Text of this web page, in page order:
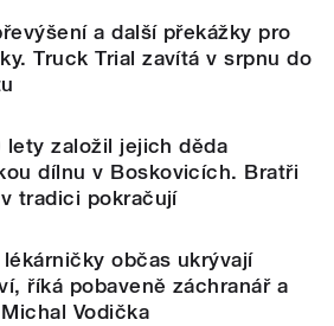
a další překážky pro
Truck Trial zavítá v srpnu do
lety založil jejich děda
dílnu v Boskovicích. Bratři
tradici pokračují
lékárničky občas ukrývají
říká pobaveně záchranář a
Vodička